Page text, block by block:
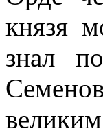
князя
знал